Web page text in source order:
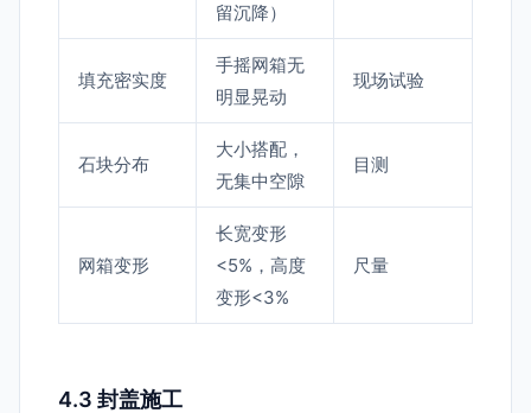
留沉降）
填充密实度
手摇网箱无
明显晃动
现场试验
石块分布
大小搭配，
无集中空隙
目测
网箱变形
长宽变形
<5%，高度
变形<3%
尺量
4.3 封盖施工